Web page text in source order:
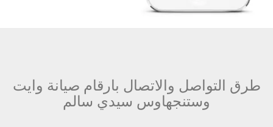
طرق التواصل والاتصال بارقام صيانة وايت
وستنجهاوس سيدي سالم